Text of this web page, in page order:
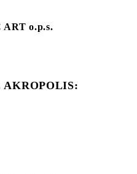
ART o.p.s.
AKROPOLIS: